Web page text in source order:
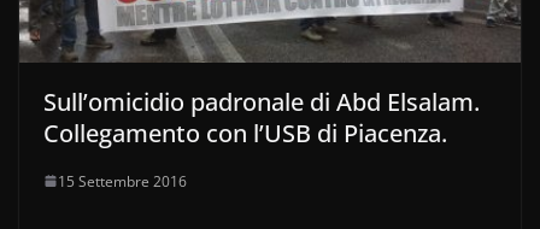
Sull’omicidio padronale di Abd Elsalam.
Collegamento con l’USB di Piacenza.
15 Settembre 2016